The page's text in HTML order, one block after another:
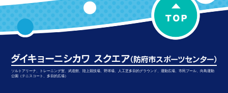
ソルトアリーナ、トレーニング室、武道館、陸上競技場、野球場、人工芝多目的グラウンド、運動広場、市民プール、向島運動
公園（テニスコート、多目的広場）